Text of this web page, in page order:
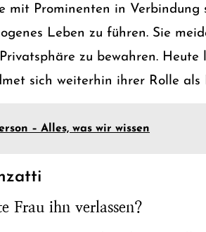
mit Prominenten in Verbindung
Leben zu führen. Sie
zu bewahren.
sich weiterhin ihrer Rolle als
– Alles, was wir wissen
Frau ihn verlassen?